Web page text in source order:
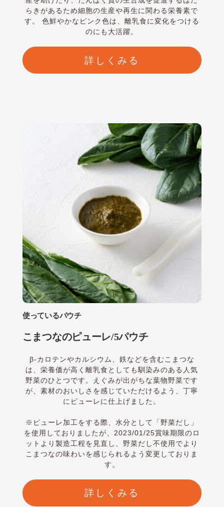
らきがあるため細胞の生産や再生に関わる栄養素で
す。 色鮮やかなピンク色は、離乳食に変化をつける
のにも大活躍。
詳しくみる
使っているパウチ
こまつなのピューレ/5パウチ
β-カロテンやカルシウム、鉄などを含むこまつな
は、栄養価が高く離乳食としても馴染みのある人気
野菜のひとつです。えぐみが出がちな葉物野菜です
が、素材のおいしさを感じていただけるよう、丁寧
にピューレに仕上げました。
※ピューレ加工をする際、水分として「野菜だし」
を使用しておりましたが、2023/01/25賞味期限のロ
ットより製造工程を見直し、野菜だし不使用でより
こまつなの味わいを感じられるよう変更しておりま
す。
詳しくみる